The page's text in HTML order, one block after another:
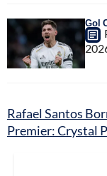
Gol
Rafael Santos
Premier: Crystal